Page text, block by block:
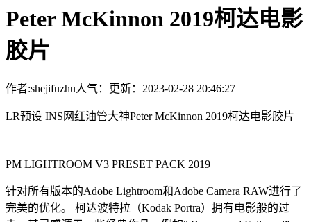
Peter McKinnon 2019柯达电影
胶片
作者:shejifuzhu人气： 更新：2023-02-28 20:46:27
LR预设 INS网红油管大神Peter McKinnon 2019柯达电影胶片
PM LIGHTROOM V3 PRESET PACK 2019
针对所有版本的Adobe Lightroom和Adobe Camera RAW进行了
完美的优化。 柯达波特拉（Kodak Portra）拥有电影般的过